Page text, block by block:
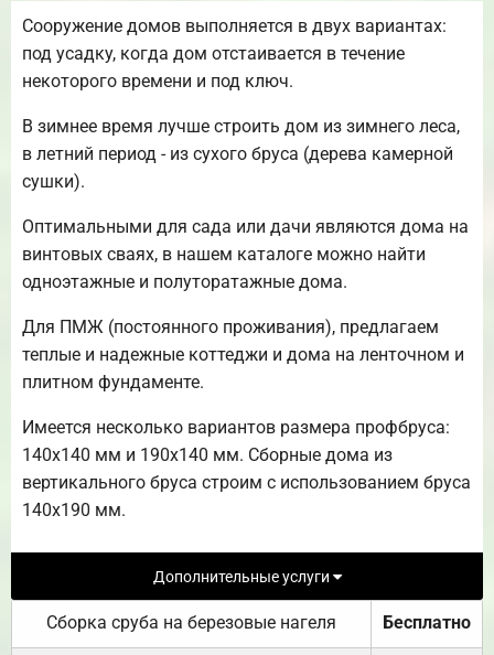
Сооружение домов выполняется в двух вариантах:
под усадку, когда дом отстаивается в течение
некоторого времени и под ключ.
В зимнее время лучше строить дом из зимнего леса,
в летний период - из сухого бруса (дерева камерной
сушки).
Оптимальными для сада или дачи являются дома на
винтовых сваях, в нашем каталоге можно найти
одноэтажные и полуторатажные дома.
Для ПМЖ (постоянного проживания), предлагаем
теплые и надежные коттеджи и дома на ленточном и
плитном фундаменте.
Имеется несколько вариантов размера профбруса:
140х140 мм и 190х140 мм. Сборные дома из
вертикального бруса строим с использованием бруса
140х190 мм.
Дополнительные услуги
Сборка сруба на березовые нагеля Бесплатно